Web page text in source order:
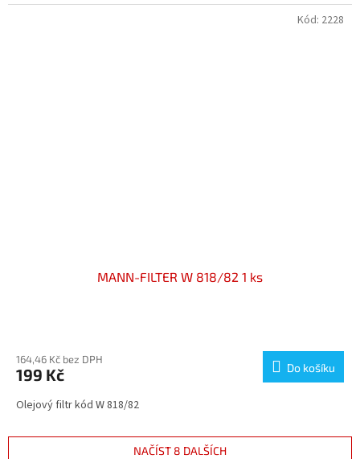
MANN-FILTER W 818/82 1 ks
164,46 Kč bez DPH
199 Kč Do košíku
Olejový filtr kód W 818/82
Kód: 2228
NAČÍST 8 DALŠÍCH